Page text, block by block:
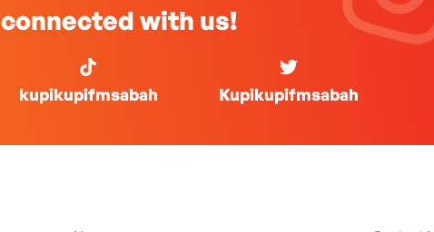
with us!
kupikupifmsabah Kupikupifmsabah